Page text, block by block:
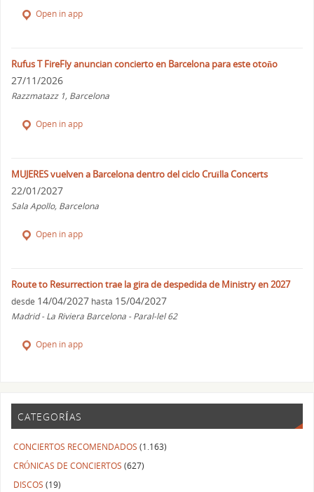
Open in app
Rufus T FireFly anuncian concierto en Barcelona para este otoño
27/11/2026
Razzmatazz 1, Barcelona
Open in app
MUJERES vuelven a Barcelona dentro del ciclo Cruïlla Concerts
22/01/2027
Sala Apollo, Barcelona
Open in app
Route to Resurrection trae la gira de despedida de Ministry en 2027
desde 14/04/2027 hasta 15/04/2027
Madrid - La Riviera Barcelona - Paral-lel 62
Open in app
CATEGORÍAS
CONCIERTOS RECOMENDADOS (1.163)
CRÓNICAS DE CONCIERTOS (627)
DISCOS (19)